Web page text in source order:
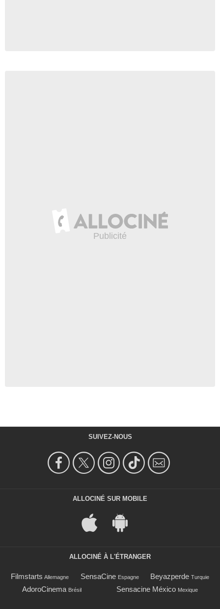
SUIVEZ-NOUS
ALLOCINÉ SUR MOBILE
ALLOCINÉ À L'ÉTRANGER
Filmstarts Allemagne SensaCine Espagne Beyazperde Turquie
AdoroCinema Brésil Sensacine México Mexique